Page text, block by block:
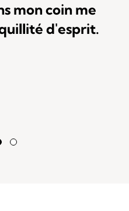
mon coin me
d'esprit.